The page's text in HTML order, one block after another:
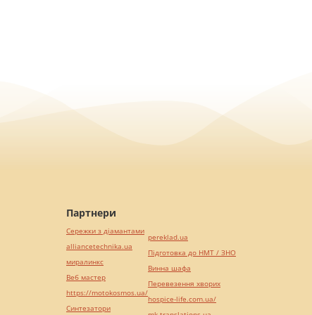
Партнери
Сережки з діамантами
alliancetechnika.ua
миралинкс
Веб мастер
https://motokosmos.ua/
Синтезатори
pereklad.ua
Підготовка до НМТ / ЗНО
Винна шафа
Перевезення хворих
hospice-life.com.ua/